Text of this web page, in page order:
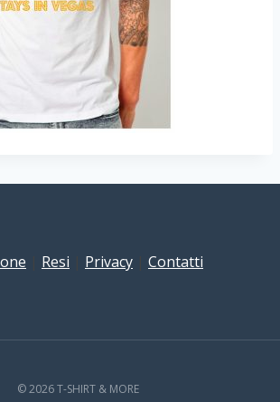
Resi Privacy Contatti
© 2026 T-SHIRT & MORE